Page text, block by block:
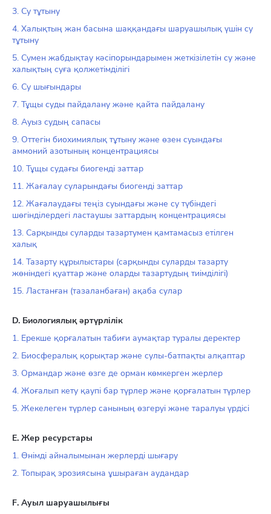
3. Су тұтыну
4. Халықтың жан басына шаққандағы шаруашылық үшін су
тұтыну
5. Сумен жабдықтау кәсіпорындарымен жеткізілетін су және
халықтың суға қолжетімділігі
6. Су шығындары
7. Тұщы суды пайдалану және қайта пайдалану
8. Ауыз судың сапасы
9. Оттегін биохимиялық тұтыну және өзен суындағы
аммоний азотының концентрациясы
10. Тұщы судағы биогенді заттар
11. Жағалау суларындағы биогенді заттар
12. Жағалаудағы теңіз суындағы және су түбіндегі
шөгінділердегі ластаушы заттардың концентрациясы
13. Сарқынды суларды тазартумен қамтамасыз етілген
халық
14. Тазарту құрылыстары (сарқынды суларды тазарту
жөніндегі қуаттар және оларды тазартудың тиімділігі)
15. Ластанған (тазаланбаған) ақаба сулар
D. Биологиялық әртүрлiлiк
1. Ерекше қорғалатын табиғи аумақтар туралы деректер
2. Биосфералық қорықтар және сулы-батпақты алқаптар
3. Ормандар және өзге де орман көмкерген жерлер
4. Жоғалып кету қаупі бар түрлер және қорғалатын түрлер
5. Жекелеген түрлер санының өзгеруі және таралуы үрдісі
Е. Жер ресурстары
1. Өнімді айналымынан жерлерді шығару
2. Топырақ эрозиясына ұшыраған аудандар
F. Ауыл шаруашылығы